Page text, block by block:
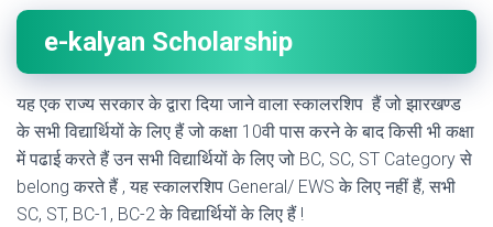
e-kalyan Scholarship
यह एक राज्य सरकार के द्वारा दिया जाने वाला स्कालरशिप हैं जो झारखण्ड
के सभी विद्यार्थियों के लिए हैं जो कक्षा 10वी पास करने के बाद किसी भी कक्षा
में पढाई करते हैं उन सभी विद्यार्थियों के लिए जो BC, SC, ST Category से
belong करते हैं , यह स्कालरशिप General/ EWS के लिए नहीं हैं, सभी
SC, ST, BC-1, BC-2 के विद्यार्थियों के लिए हैं !